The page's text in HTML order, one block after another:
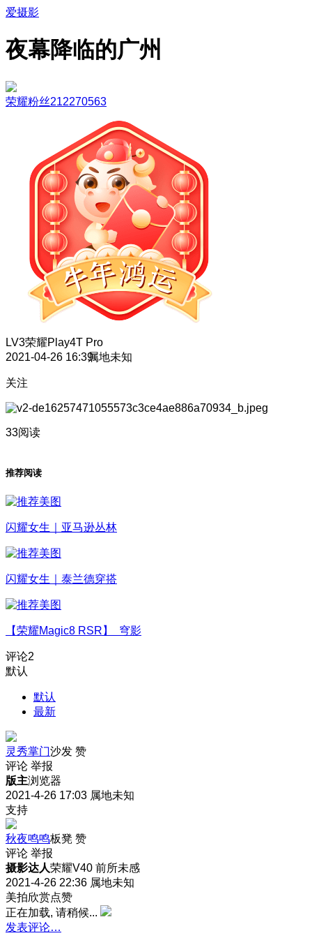
爱摄影
夜幕降临的广州
荣耀粉丝212270563
LV3荣耀Play4T Pro
2021-04-26 16:39属地未知
关注
33阅读
推荐阅读
闪耀女生｜亚马逊丛林
闪耀女生｜泰兰德穿搭
【荣耀Magic8 RSR】 穹影
评论2
默认
默认
最新
灵秀掌门沙发 赞
评论 举报
版主浏览器
2021-4-26 17:03 属地未知
支持
秋夜鸣鸣板凳 赞
评论 举报
摄影达人荣耀V40 前所未感
2021-4-26 22:36 属地未知
美拍欣赏点赞
正在加载, 请稍候...
发表评论…